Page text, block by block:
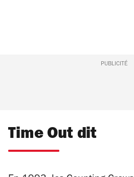
PUBLICITÉ
Time Out dit